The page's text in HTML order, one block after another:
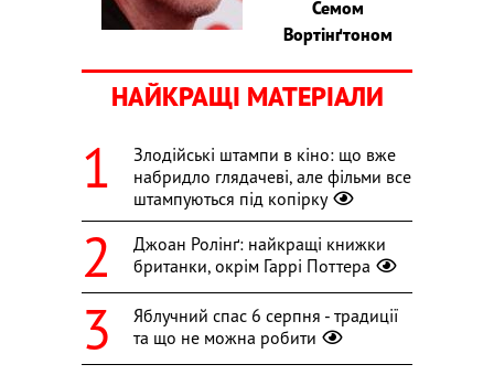
Семом
Вортінґтоном
НАЙКРАЩІ МАТЕРІАЛИ
Злодійські штампи в кіно: що вже
набридло глядачеві, але фільми все
штампуються під копірку
Джоан Ролінґ: найкращі книжки
британки, окрім Гаррі Поттера
Яблучний спас 6 серпня - традиції
та що не можна робити